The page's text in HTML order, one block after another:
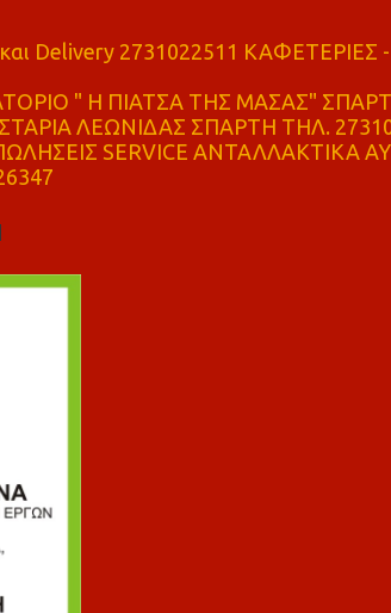
και Delivery 2731022511
" Η ΠΙΑΤΣΑ ΤΗΣ ΜΑΣΑΣ"
ΛΕΩΝΙΔΑΣ ΣΠΑΡΤΗ ΤΗΛ. 27310
SERVICE ΑΝΤΑΛΛΑΚΤΙΚΑ